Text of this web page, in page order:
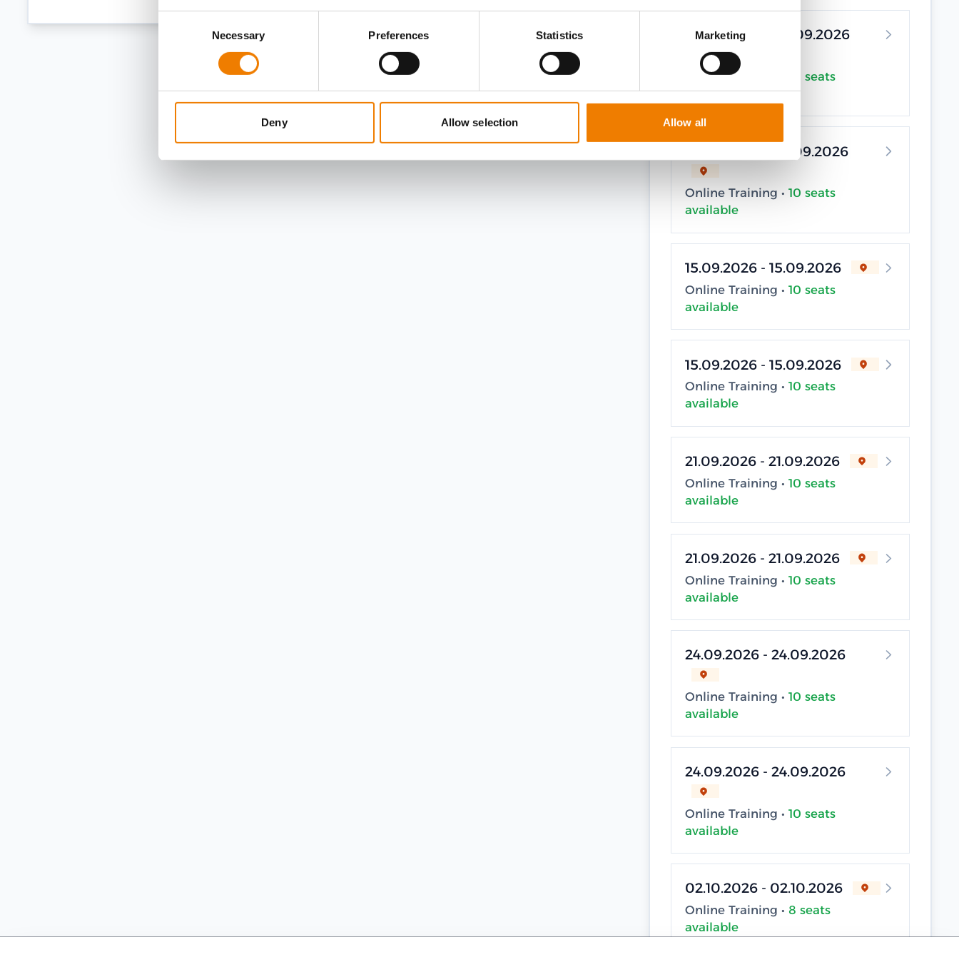
Necessary Preferences Statistics Marketing
Deny Allow selection Allow all
04.09.2026 - 04.09.2026
10 seats
available
07.09.2026 - 07.09.2026
Online Training • 10 seats
available
15.09.2026 - 15.09.2026
Online Training • 10 seats
available
15.09.2026 - 15.09.2026
Online Training • 10 seats
available
21.09.2026 - 21.09.2026
Online Training • 10 seats
available
21.09.2026 - 21.09.2026
Online Training • 10 seats
available
24.09.2026 - 24.09.2026
Online Training • 10 seats
available
24.09.2026 - 24.09.2026
Online Training • 10 seats
available
02.10.2026 - 02.10.2026
Online Training • 8 seats
available